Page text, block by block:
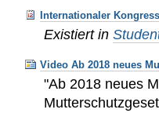
Internationaler
Existiert in
Video Ab 2018 neues
"Ab 2018 neues